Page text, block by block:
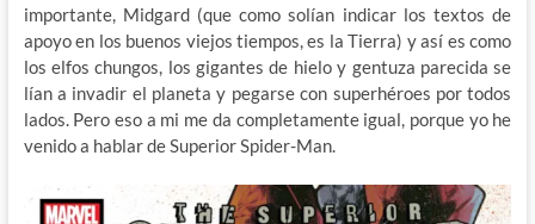
importante, Midgard (que como solían indicar los textos de
apoyo en los buenos viejos tiempos, es la Tierra) y así es como
los elfos chungos, los gigantes de hielo y gentuza parecida se
lían a invadir el planeta y pegarse con superhéroes por todos
lados. Pero eso a mi me da completamente igual, porque yo he
venido a hablar de Superior Spider-Man.